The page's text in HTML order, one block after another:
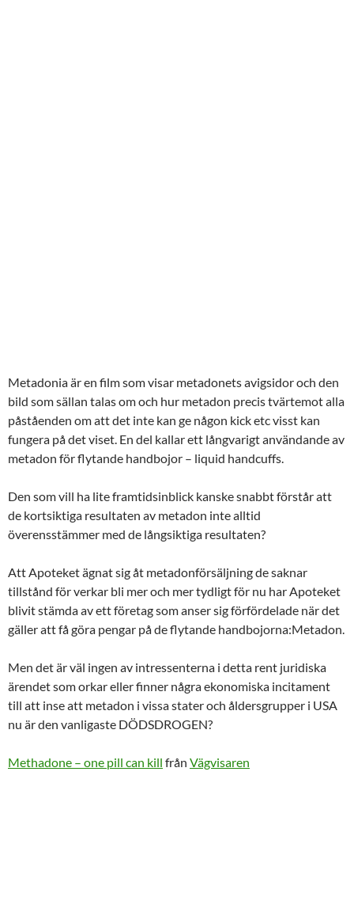
Metadonia är en film som visar metadonets avigsidor och den
bild som sällan talas om och hur metadon precis tvärtemot alla
påståenden om att det inte kan ge någon kick etc visst kan
fungera på det viset. En del kallar ett långvarigt användande av
metadon för flytande handbojor – liquid handcuffs.
Den som vill ha lite framtidsinblick kanske snabbt förstår att
de kortsiktiga resultaten av metadon inte alltid
överensstämmer med de långsiktiga resultaten?
Att Apoteket ägnat sig åt metadonförsäljning de saknar
tillstånd för verkar bli mer och mer tydligt för nu har Apoteket
blivit stämda av ett företag som anser sig förfördelade när det
gäller att få göra pengar på de flytande handbojorna:Metadon.
Men det är väl ingen av intressenterna i detta rent juridiska
ärendet som orkar eller finner några ekonomiska incitament
till att inse att metadon i vissa stater och åldersgrupper i USA
nu är den vanligaste DÖDSDROGEN?
Methadone – one pill can kill från Vägvisaren